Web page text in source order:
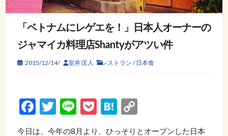
「ベトナムにレゲエを！」日本人オーナーの
ジャマイカ料理店Shantyがアツい件
2015/12/14/ 室井 匡人 レストラン / 日本食
Facebook
Twitter
LinePocketHatena
Copy
Link
今日は、今年の8月より、ひっそりとオープンした日本